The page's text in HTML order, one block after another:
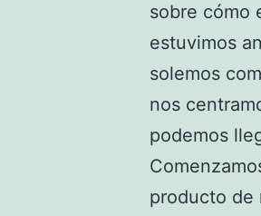
sobre cómo
estuvimos
solemos
nos
podemos
producto de